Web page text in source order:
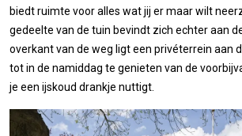
biedt ruimte voor alles wat jij er maar wilt
gedeelte van de tuin bevindt zich echter aan
overkant van de weg ligt een privéterrein aan
tot in de namiddag te genieten van de
je een ijskoud drankje nuttigt.